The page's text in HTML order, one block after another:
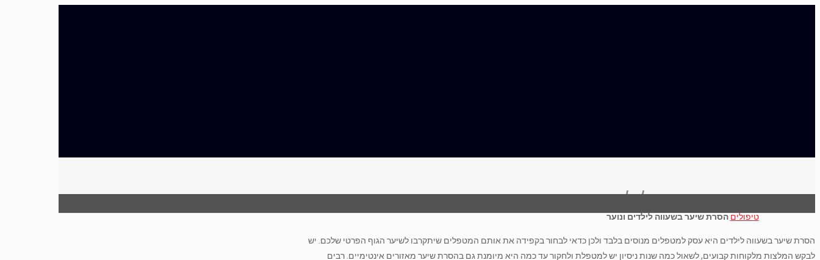
הסרת שיער בשעווה לילדים ונוער
טיפולים הסרת שיער בשעווה לילדים ונוער
הסרת שיער בשעווה לילדים היא עסק למטפלים מנוסים בלבד ולכן כדאי לבחור בקפידה את אותם המטפלים שיתקרבו לשיער הגוף הפרטי שלכם. יש
לבקש המלצות מלקוחות קבועים, לשאול כמה שנות ניסיון יש למטפלת ולחקור עד כמה היא מיומנת גם בהסרת שיער מאזורים אינטימיים. רבים